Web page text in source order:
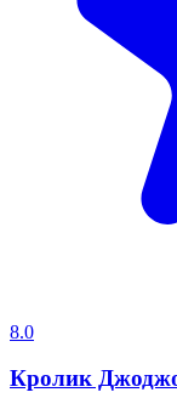
8.0
Кролик